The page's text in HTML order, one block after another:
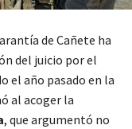
de Cañete ha
del juicio por el
el año pasado en la
al acoger la
, que argumentó no